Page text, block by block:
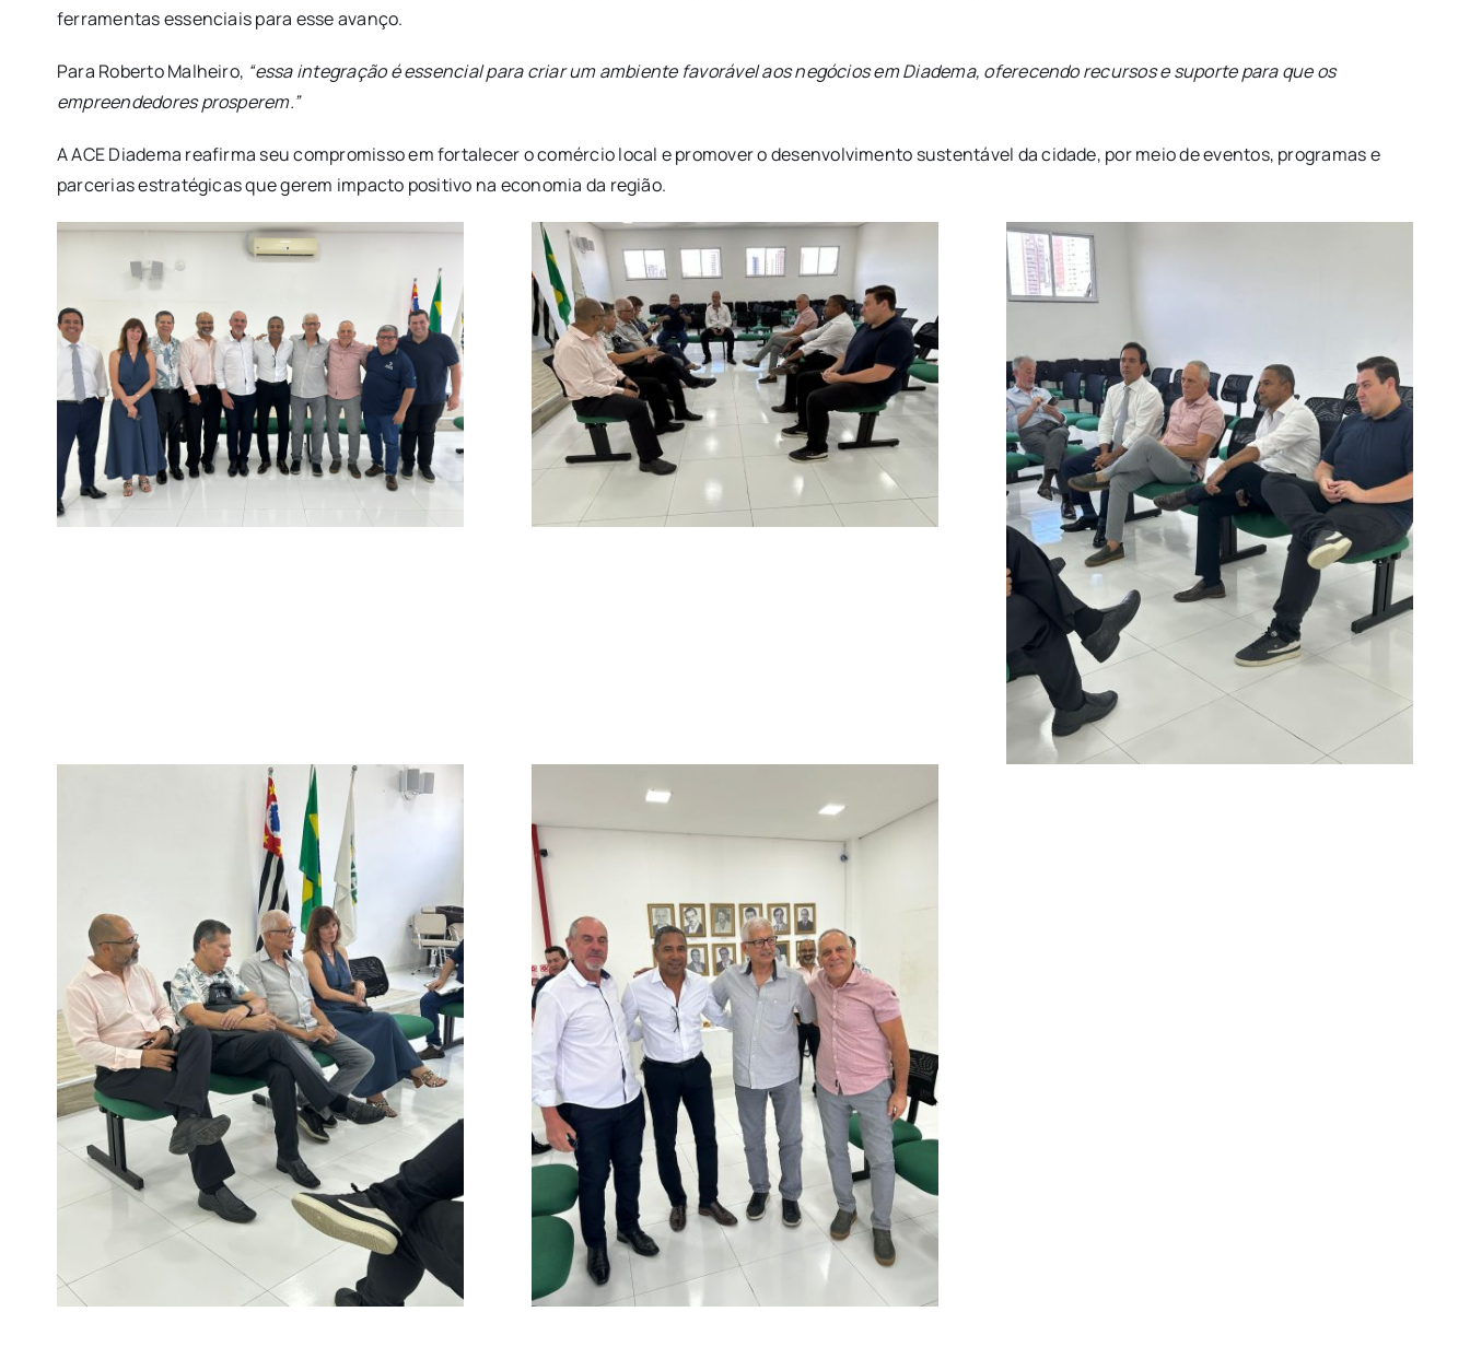
ferramentas essenciais para esse avanço.
Para Roberto Malheiro, “essa integração é essencial para criar um ambiente favorável aos negócios em Diadema, oferecendo recursos e suporte para que os
empreendedores prosperem.”
A ACE Diadema reafirma seu compromisso em fortalecer o comércio local e promover o desenvolvimento sustentável da cidade, por meio de eventos, programas e
parcerias estratégicas que gerem impacto positivo na economia da região.